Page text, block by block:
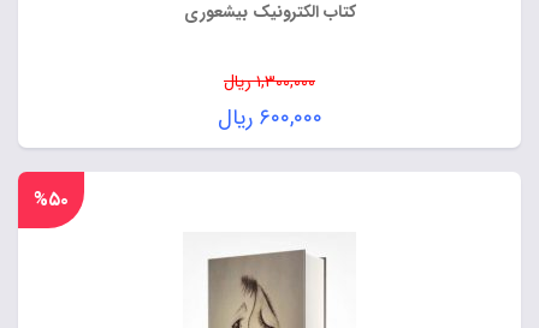
کتاب الکترونیک بیشعوری
۱,۳۰۰,۰۰۰ریال
Original
price
was:
۶۰۰,۰۰۰ ریال
Current
price
۶۰۰,۰۰۰ ریال.
%۵۰